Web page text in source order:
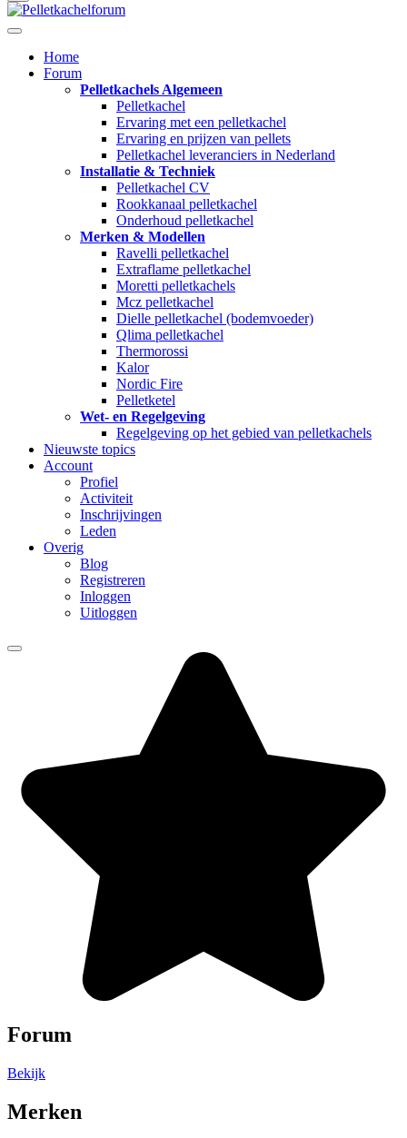
Home
Forum
Pelletkachels Algemeen
Pelletkachel
Ervaring met een pelletkachel
Ervaring en prijzen van pellets
Pelletkachel leveranciers in Nederland
Installatie & Techniek
Pelletkachel CV
Rookkanaal pelletkachel
Onderhoud pelletkachel
Merken & Modellen
Ravelli pelletkachel
Extraflame pelletkachel
Moretti pelletkachels
Mcz pelletkachel
Dielle pelletkachel (bodemvoeder)
Qlima pelletkachel
Thermorossi
Kalor
Nordic Fire
Pelletketel
Wet- en Regelgeving
Regelgeving op het gebied van pelletkachels
Nieuwste topics
Account
Profiel
Activiteit
Inschrijvingen
Leden
Overig
Blog
Registreren
Inloggen
Uitloggen
Forum
Bekijk
Merken